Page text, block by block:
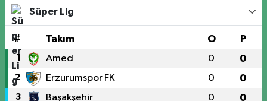
Süper Lig
# Takım O P
1 Amed 0 0
2 Erzurumspor FK 0 0
3 Başakşehir 0 0